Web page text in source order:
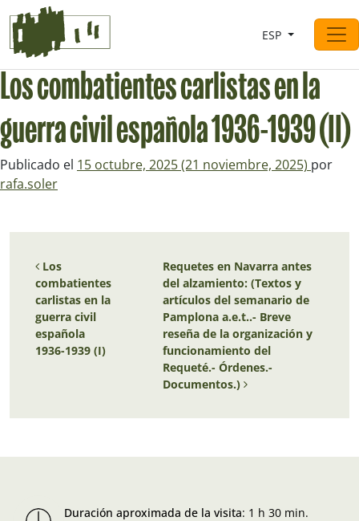
Saltar al contingut
Navegación principal
ESP
Los combatientes carlistas en la
guerra civil española 1936-1939 (II)
Publicado el 15 octubre, 2025(21 noviembre, 2025) por
rafa.soler
Navegación de entradas
Los
combatientes
carlistas en la
guerra civil
española
1936-1939 (I)
Requetes en Navarra antes
del alzamiento: (Textos y
artículos del semanario de
Pamplona a.e.t..- Breve
reseña de la organización y
funcionamiento del
Requeté.- Órdenes.-
Documentos.)
Duración aproximada de la visita: 1 h 30 min.